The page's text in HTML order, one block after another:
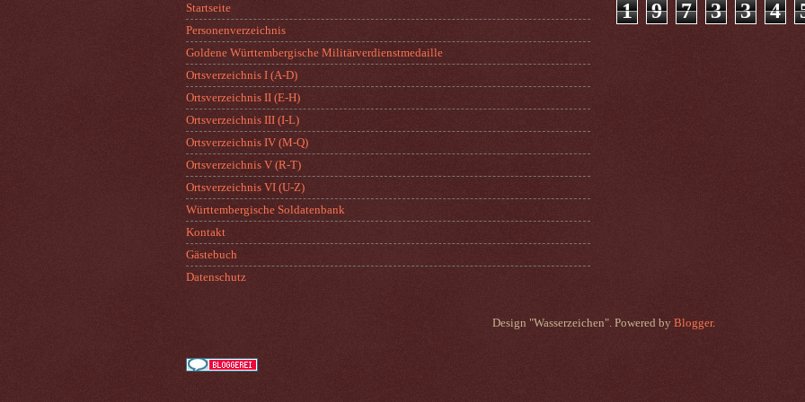
Startseite
Personenverzeichnis
Goldene Württembergische Militärverdienstmedaille
Ortsverzeichnis I (A-D)
Ortsverzeichnis II (E-H)
Ortsverzeichnis III (I-L)
Ortsverzeichnis IV (M-Q)
Ortsverzeichnis V (R-T)
Ortsverzeichnis VI (U-Z)
Württembergische Soldatenbank
Kontakt
Gästebuch
Datenschutz
1 9 7 3 3 4
Design "Wasserzeichen". Powered by Blogger.